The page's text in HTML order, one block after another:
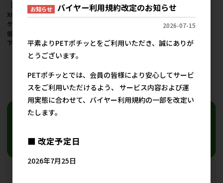
［ルークラン(直送)］
XCHO タイジ S テープ
ケイコウグリーン ※最
低ご購入金額にご注意
下さい
参考上代
3,800円
16件中 1〜16件目
お知らせ バイヤー利用規約改定のお知らせ
2026-07-15
平素よりPETポチッとをご利用いただき、誠にありが
とうございます。
PETポチッとでは、会員の皆様により安心してサービ
スをご利用いただけるよう、 サービス内容および運
用実態に合わせて、バイヤー利用規約の一部を改定い
たします。
■ 改定予定日
2026年7月25日